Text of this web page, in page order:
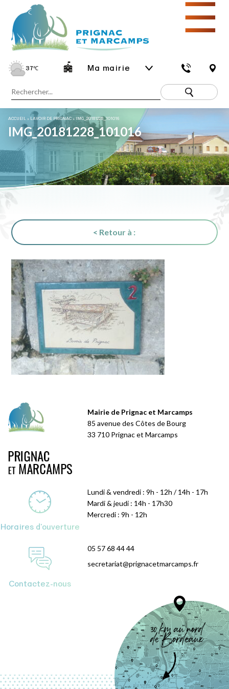
37℃ Ma mairie
☰
ACCUEIL » LAVOIR DE PRIGNAC»IMG_20181228_101016
IMG_20181228_101016
< Retour à :
Mairie de Prignac et Marcamps
85 avenue des Côtes de Bourg
33 710 Prignac et Marcamps
Horaires d'ouverture
Lundi & vendredi : 9h - 12h / 14h - 17h
Mardi & jeudi : 14h - 17h30
Mercredi : 9h - 12h
Contactez-nous
05 57 68 44 44
secretariat@prignacetmarcamps.fr